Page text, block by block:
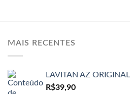
MAIS RECENTES
LAVITAN AZ ORIGINAL
R$39,90